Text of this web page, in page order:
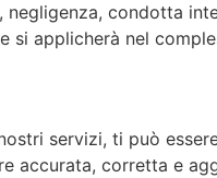
negligenza, condotta
si applicherà nel
servizi, ti può
accurata, corretta e